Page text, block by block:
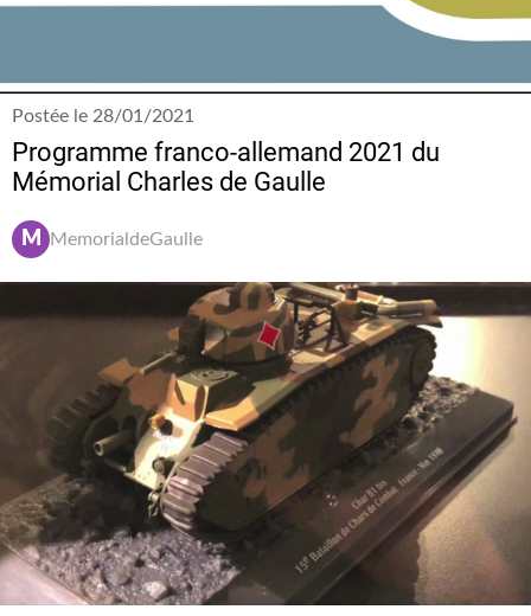
Postée le 28/01/2021
Programme franco-allemand 2021 du
Mémorial Charles de Gaulle
M MemorialdeGaulle